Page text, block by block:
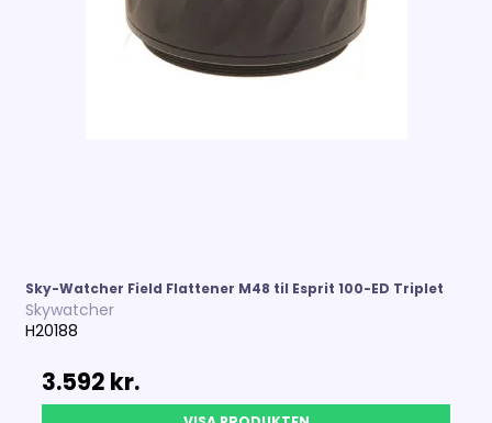
Sky-Watcher Field Flattener M48 til Esprit 100-ED Triplet
Skywatcher
H20188
3.592 kr.